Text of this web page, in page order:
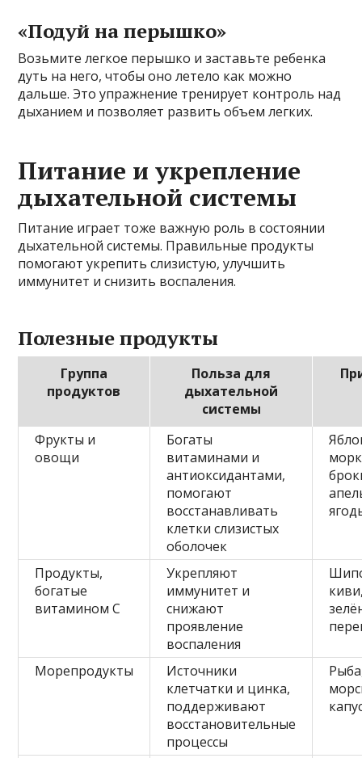
«Подуй на перышко»
Возьмите легкое перышко и заставьте ребенка
дуть на него, чтобы оно летело как можно
дальше. Это упражнение тренирует контроль над
дыханием и позволяет развить объем легких.
Питание и укрепление
дыхательной системы
Питание играет тоже важную роль в состоянии
дыхательной системы. Правильные продукты
помогают укрепить слизистую, улучшить
иммунитет и снизить воспаления.
Полезные продукты
Группа
продуктов
Польза для
дыхательной
системы
Фрукты и
овощи
Богаты
витаминами и
антиоксидантами,
помогают
восстанавливать
клетки слизистых
оболочек
Продукты,
богатые
витамином C
Укрепляют
иммунитет и
снижают
проявление
воспаления
Морепродукты
Источники
клетчатки и цинка,
поддерживают
восстановительные
процессы